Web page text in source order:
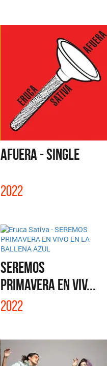
AFUERA - SINGLE
2022
SEREMOS
PRIMAVERA EN VIV...
2022